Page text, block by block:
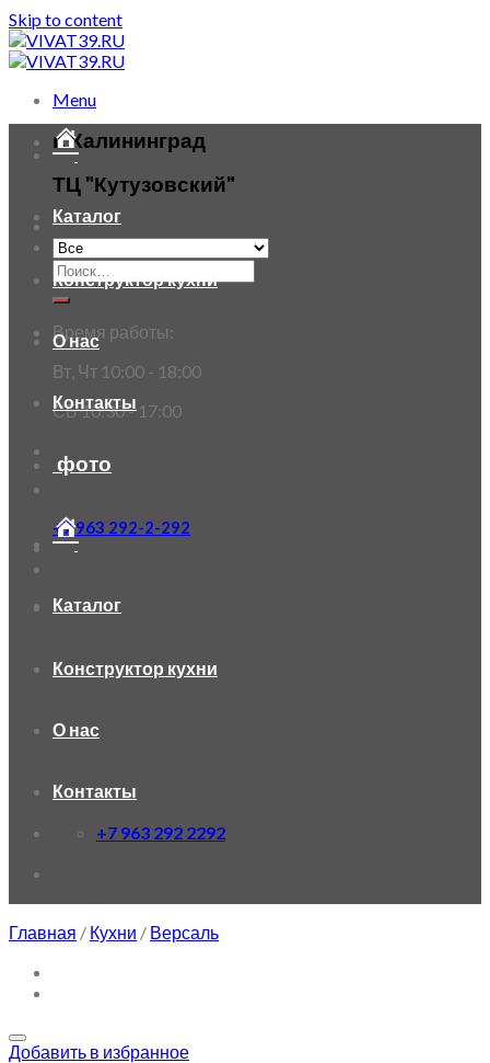
Skip to content
Menu
г. Калининград
ТЦ "Кутузовский"
Время работы:
Вт, Чт 10:00 - 18:00
СБ 10:30 - 17:00
+7 963 292-2-292
Каталог
Конструктор кухни
О нас
Контакты
фото
Каталог
Конструктор кухни
О нас
Контакты
+7 963 292 2292
Главная / Кухни / Версаль
Добавить в избранное